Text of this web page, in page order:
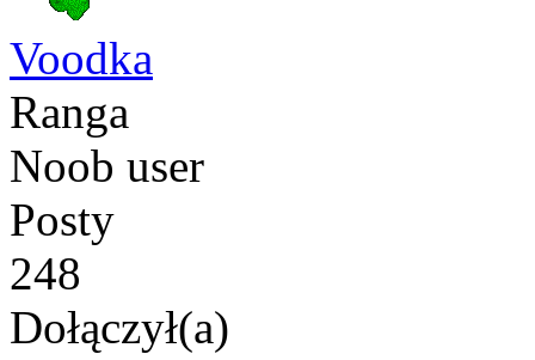
Voodka
Ranga
Noob user
Posty
248
Dołączył(a)